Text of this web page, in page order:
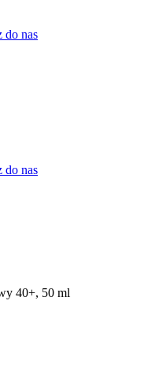
do nas
do nas
40+, 50 ml